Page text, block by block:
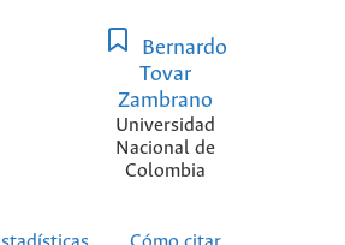
Bernardo
Tovar
Zambrano
Universidad
Nacional de
Colombia